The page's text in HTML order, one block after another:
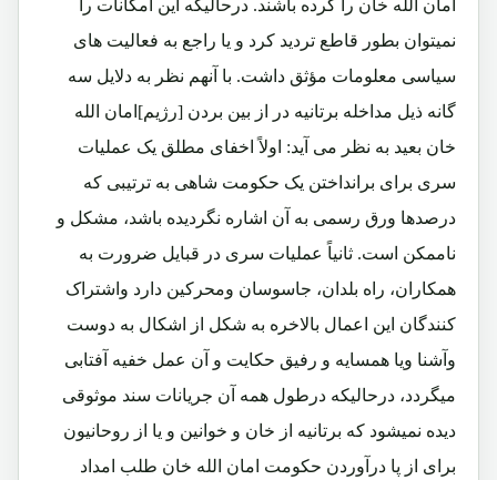
امان الله خان را کرده باشند. درحالیکه این امکانات را
نمیتوان بطور قاطع تردید کرد و یا راجع به فعالیت های
سیاسی معلومات مؤثق داشت. با آنهم نظر به دلایل سه
گانه ذیل مداخله برتانیه در از بین بردن [رژیم]امان الله
خان بعید به نظر می آید: اولاً اخفای مطلق یک عملیات
سری برای برانداختن یک حکومت شاهی به ترتیبی که
درصدها ورق رسمی به آن اشاره نگردیده باشد، مشکل و
ناممکن است. ثانیاً عملیات سری در قبایل ضرورت به
همکاران، راه بلدان، جاسوسان ومحرکین دارد واشتراک
کنندگان این اعمال بالاخره به شکل از اشکال به دوست
وآشنا ویا همسایه و رفیق حکایت و آن عمل خفیه آفتابی
میگردد، درحالیکه درطول همه آن جریانات سند موثوقی
دیده نمیشود که برتانیه از خان و خوانین و یا از روحانیون
برای از پا درآوردن حکومت امان الله خان طلب امداد